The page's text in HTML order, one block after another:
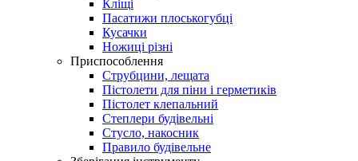
Кліщі
Пасатижи плоськогубці
Кусачки
Ножиці різні
Приспособлення
Струбцини, лещата
Пістолети для піни і герметиків
Пістолет клепальний
Степлери будівельні
Стусло, накосник
Правило будівельне